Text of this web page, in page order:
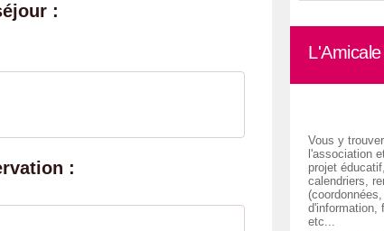
:
:
Vous y
l'association
projet
calendriers,
d'information,
etc...